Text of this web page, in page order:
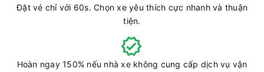
Đặt vé chỉ với 60s. Chọn xe yêu thích cực nhanh và thuận
tiện.
Hoàn ngay 150% nếu nhà xe không cung cấp dịch vụ vận